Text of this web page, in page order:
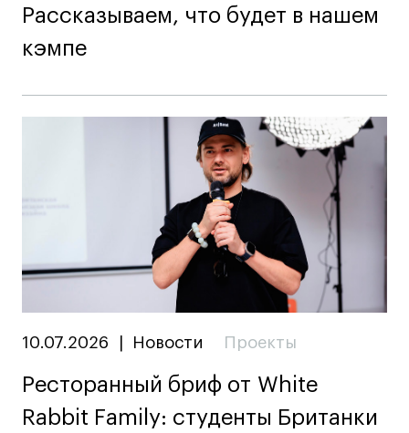
События
События
Истории успеха
Истории успеха
Адрес на карте
Адрес на карте
Universal University
Universal University
Публичная оферта
Условия возврата
Рассказываем, что будет в нашем
кэмпе
10.07.2026 Новости Проекты
Ресторанный бриф от White
Rabbit Family: студенты Британки